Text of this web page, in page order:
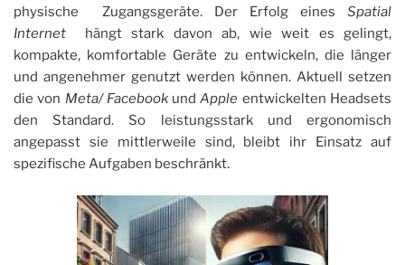
physische Zugangsgeräte. Der Erfolg eines Spatial
Internet hängt stark davon ab, wie weit es gelingt,
kompakte, komfortable Geräte zu entwickeln, die länger
und angenehmer genutzt werden können. Aktuell setzen
die von Meta/ FacebookundApple entwickelten Headsets
den Standard. So leistungsstark und ergonomisch
angepasst sie mittlerweile sind, bleibt ihr Einsatz auf
spezifische Aufgaben beschränkt.